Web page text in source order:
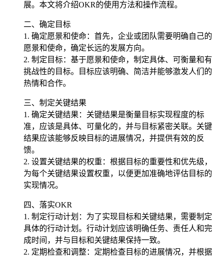
展。本文将介绍OKR的使用方法和操作流程。
二、确定目标
1. 确定愿景和使命：首先，企业或团队需要明确自己的
愿景和使命，确定长远的发展方向。
2. 制定目标：基于愿景和使命，制定具体、可衡量和有
挑战性的目标。目标应该明确、简洁并能够激发人们的
热情和合作。
三、制定关键结果
1. 确定关键结果：关键结果是衡量目标实现程度的标
准，应该是具体、可量化的，并与目标紧密关联。关键
结果应该能够反映目标的进展情况，并提供有效的反
馈。
2. 设置关键结果的权重：根据目标的重要性和优先级，
为每个关键结果设置权重，以便更加准确地评估目标的
实现情况。
四、落实OKR
1. 制定行动计划：为了实现目标和关键结果，需要制定
具体的行动计划。行动计划应该明确任务、责任人和完
成时间，并与目标和关键结果保持一致。
2. 定期检查和调整：定期检查目标的进展情况，并根据